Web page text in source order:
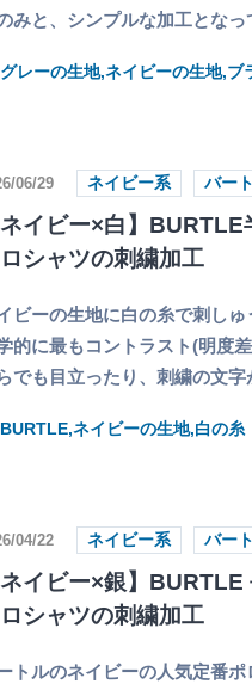
みと、シンプルな加工とな
レーの生地,ネイビーの生地,ブ
06/29 ネイビー系 バー
ネイビー×白】BURTLE
シャツの刺繍加工
ビーの生地に白の糸で刺し
的に最もコントラスト(明度
でも目立ったり、刺繍の文
ネイビーの生地,白の糸
04/22 ネイビー系 バー
ネイビー×銀】BURTLE
シャツの刺繍加工
トルのネイビーの人気定番